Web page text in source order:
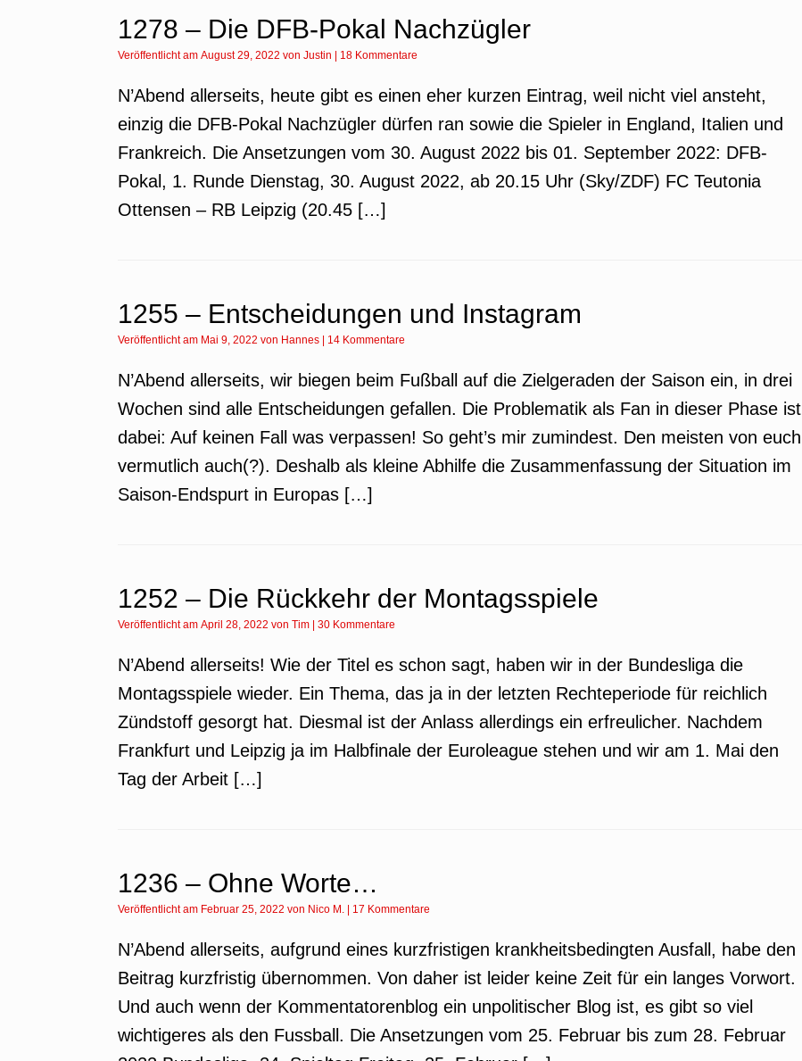
1278 – Die DFB-Pokal Nachzügler
Veröffentlicht am August 29, 2022 von Justin 18 Kommentare
N’Abend allerseits, heute gibt es einen eher kurzen Eintrag, weil nicht viel ansteht,
einzig die DFB-Pokal Nachzügler dürfen ran sowie die Spieler in England, Italien und
Frankreich. Die Ansetzungen vom 30. August 2022 bis 01. September 2022: DFB-
Pokal, 1. Runde Dienstag, 30. August 2022, ab 20.15 Uhr (Sky/ZDF) FC Teutonia
Ottensen – RB Leipzig (20.45 […]
1255 – Entscheidungen und Instagram
Veröffentlicht am Mai 9, 2022 von Hannes 14 Kommentare
N’Abend allerseits, wir biegen beim Fußball auf die Zielgeraden der Saison ein, in drei
Wochen sind alle Entscheidungen gefallen. Die Problematik als Fan in dieser Phase ist
dabei: Auf keinen Fall was verpassen! So geht’s mir zumindest. Den meisten von euch
vermutlich auch(?). Deshalb als kleine Abhilfe die Zusammenfassung der Situation im
Saison-Endspurt in Europas […]
1252 – Die Rückkehr der Montagsspiele
Veröffentlicht am April 28, 2022 von Tim 30 Kommentare
N’Abend allerseits! Wie der Titel es schon sagt, haben wir in der Bundesliga die
Montagsspiele wieder. Ein Thema, das ja in der letzten Rechteperiode für reichlich
Zündstoff gesorgt hat. Diesmal ist der Anlass allerdings ein erfreulicher. Nachdem
Frankfurt und Leipzig ja im Halbfinale der Euroleague stehen und wir am 1. Mai den
Tag der Arbeit […]
1236 – Ohne Worte…
Veröffentlicht am Februar 25, 2022 von Nico M. 17 Kommentare
N’Abend allerseits, aufgrund eines kurzfristigen krankheitsbedingten Ausfall, habe den
Beitrag kurzfristig übernommen. Von daher ist leider keine Zeit für ein langes Vorwort.
Und auch wenn der Kommentatorenblog ein unpolitischer Blog ist, es gibt so viel
wichtigeres als den Fussball. Die Ansetzungen vom 25. Februar bis zum 28. Februar